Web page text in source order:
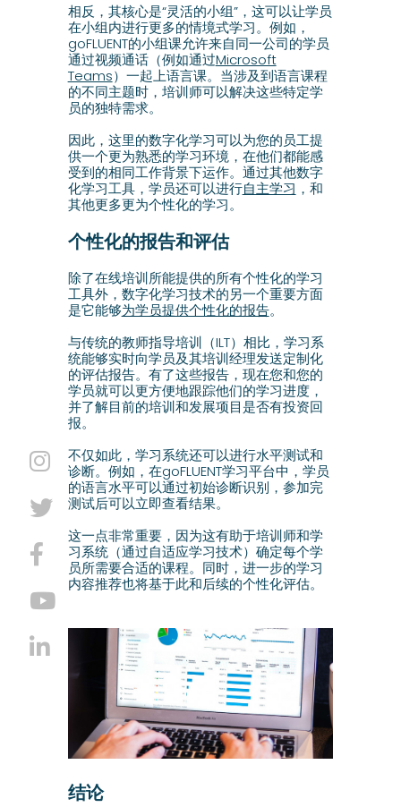
相反，其核心是“灵活的小组”，这可以让学员
在小组内进行更多的情境式学习。例如，
goFLUENT的小组课允许来自同一公司的学员
通过视频通话（例如通过Microsoft
Teams）一起上语言课。当涉及到语言课程
的不同主题时，培训师可以解决这些特定学
员的独特需求。
因此，这里的数字化学习可以为您的员工提
供一个更为熟悉的学习环境，在他们都能感
受到的相同工作背景下运作。通过其他数字
化学习工具，学员还可以进行自主学习 ，和
其他更多更为个性化的学习。
个性化的报告和评估
除了在线培训所能提供的所有个性化的学习
工具外，数字化学习技术的另一个重要方面
是它能够为学员提供个性化的报告。
与传统的教师指导培训（ILT）相比，学习系
统能够实时向学员及其培训经理发送定制化
的评估报告。有了这些报告，现在您和您的
学员就可以更方便地跟踪他们的学习进度，
并了解目前的培训和发展项目是否有投资回
报。
不仅如此，学习系统还可以进行水平测试和
诊断。例如，在goFLUENT学习平台中，学员
的语言水平可以通过初始诊断识别，参加完
测试后可以立即查看结果。
这一点非常重要，因为这有助于培训师和学
习系统（通过自适应学习技术）确定每个学
员所需要合适的课程。同时，进一步的学习
内容推荐也将基于此和后续的个性化评估。
结论